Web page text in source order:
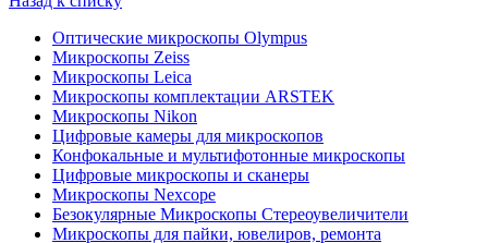
Оптические микроскопы Olympus
Микроскопы Zeiss
Микроскопы Leica
Микроскопы комплектации ARSTEK
Микроскопы Nikon
Цифровые камеры для микроскопов
Конфокальные и мультифотонные микроскопы
Цифровые микроскопы и сканеры
Микроскопы Nexcope
Безокулярные Микроскопы Стереоувеличители
Микроскопы для пайки, ювелиров, ремонта